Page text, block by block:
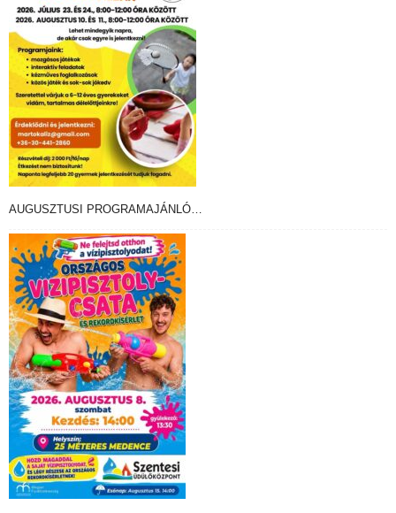
AUGUSZTUSI PROGRAMAJÁNLÓ…